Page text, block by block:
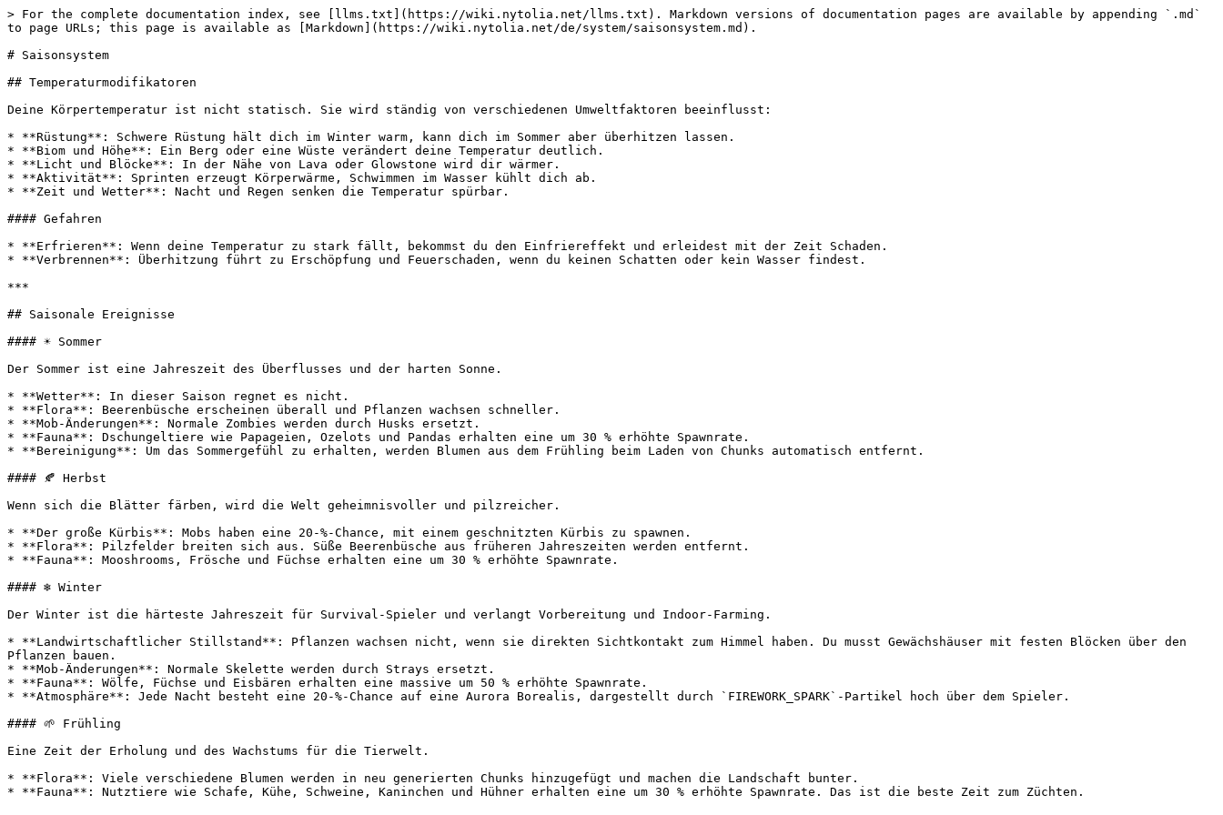
> For the complete documentation index, see [llms.txt](https://wiki.nytolia.net/llms.txt). Markdown versions of documentation pages are available by appending `.md`
to page URLs; this page is available as [Markdown](https://wiki.nytolia.net/de/system/saisonsystem.md).
# Saisonsystem
## Temperaturmodifikatoren
Deine Körpertemperatur ist nicht statisch. Sie wird ständig von verschiedenen Umweltfaktoren beeinflusst:
* **Rüstung**: Schwere Rüstung hält dich im Winter warm, kann dich im Sommer aber überhitzen lassen.
* **Biom und Höhe**: Ein Berg oder eine Wüste verändert deine Temperatur deutlich.
* **Licht und Blöcke**: In der Nähe von Lava oder Glowstone wird dir wärmer.
* **Aktivität**: Sprinten erzeugt Körperwärme, Schwimmen im Wasser kühlt dich ab.
* **Zeit und Wetter**: Nacht und Regen senken die Temperatur spürbar.
#### Gefahren
* **Erfrieren**: Wenn deine Temperatur zu stark fällt, bekommst du den Einfriereffekt und erleidest mit der Zeit Schaden.
* **Verbrennen**: Überhitzung führt zu Erschöpfung und Feuerschaden, wenn du keinen Schatten oder kein Wasser findest.
***
## Saisonale Ereignisse
#### ☀️ Sommer
Der Sommer ist eine Jahreszeit des Überflusses und der harten Sonne.
* **Wetter**: In dieser Saison regnet es nicht.
* **Flora**: Beerenbüsche erscheinen überall und Pflanzen wachsen schneller.
* **Mob-Änderungen**: Normale Zombies werden durch Husks ersetzt.
* **Fauna**: Dschungeltiere wie Papageien, Ozelots und Pandas erhalten eine um 30 % erhöhte Spawnrate.
* **Bereinigung**: Um das Sommergefühl zu erhalten, werden Blumen aus dem Frühling beim Laden von Chunks automatisch entfernt.
#### 🍂 Herbst
Wenn sich die Blätter färben, wird die Welt geheimnisvoller und pilzreicher.
* **Der große Kürbis**: Mobs haben eine 20-%-Chance, mit einem geschnitzten Kürbis zu spawnen.
* **Flora**: Pilzfelder breiten sich aus. Süße Beerenbüsche aus früheren Jahreszeiten werden entfernt.
* **Fauna**: Mooshrooms, Frösche und Füchse erhalten eine um 30 % erhöhte Spawnrate.
#### ❄️ Winter
Der Winter ist die härteste Jahreszeit für Survival-Spieler und verlangt Vorbereitung und Indoor-Farming.
* **Landwirtschaftlicher Stillstand**: Pflanzen wachsen nicht, wenn sie direkten Sichtkontakt zum Himmel haben. Du musst Gewächshäuser mit festen Blöcken über den
Pflanzen bauen.
* **Mob-Änderungen**: Normale Skelette werden durch Strays ersetzt.
* **Fauna**: Wölfe, Füchse und Eisbären erhalten eine massive um 50 % erhöhte Spawnrate.
* **Atmosphäre**: Jede Nacht besteht eine 20-%-Chance auf eine Aurora Borealis, dargestellt durch `FIREWORK_SPARK`-Partikel hoch über dem Spieler.
#### 🌱 Frühling
Eine Zeit der Erholung und des Wachstums für die Tierwelt.
* **Flora**: Viele verschiedene Blumen werden in neu generierten Chunks hinzugefügt und machen die Landschaft bunter.
* **Fauna**: Nutztiere wie Schafe, Kühe, Schweine, Kaninchen und Hühner erhalten eine um 30 % erhöhte Spawnrate. Das ist die beste Zeit zum Züchten.